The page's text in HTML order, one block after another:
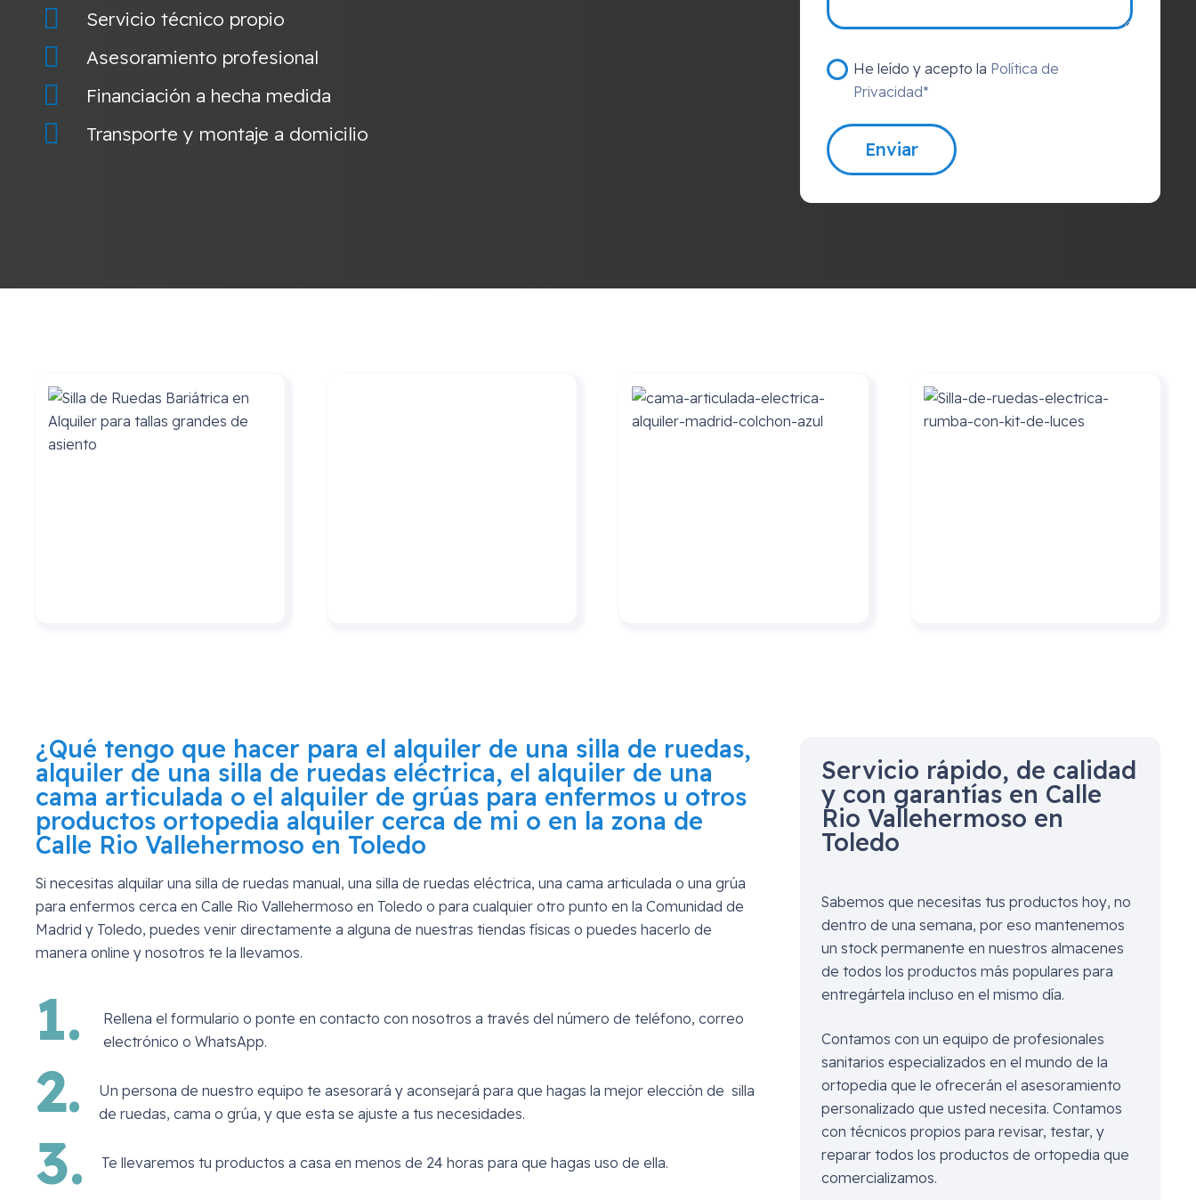
Servicio técnico propio
Asesoramiento profesional
Financiación a hecha medida
Transporte y montaje a domicilio
He leído y acepto la Política de
Privacidad*
¿Qué tengo que hacer para el alquiler de una silla de ruedas,
alquiler de una silla de ruedas eléctrica, el alquiler de una
cama articulada o el alquiler de grúas para enfermos u otros
productos ortopedia alquiler cerca de mi o en la zona de
Calle Rio Vallehermoso en Toledo
Si necesitas alquilar una silla de ruedas manual, una silla de ruedas eléctrica, una cama articulada o una grúa
para enfermos cerca en Calle Rio Vallehermoso en Toledo o para cualquier otro punto en la Comunidad de
Madrid y Toledo, puedes venir directamente a alguna de nuestras tiendas físicas o puedes hacerlo de
manera online y nosotros te la llevamos.
1.
Rellena el formulario o ponte en contacto con nosotros a través del número de teléfono, correo
electrónico o WhatsApp.
2.
Un persona de nuestro equipo te asesorará y aconsejará para que hagas la mejor elección de silla
de ruedas, cama o grúa, y que esta se ajuste a tus necesidades.
3. Te llevaremos tu productos a casa en menos de 24 horas para que hagas uso de ella.
Servicio rápido, de calidad
y con garantías en Calle
Rio Vallehermoso en
Toledo
Sabemos que necesitas tus productos hoy, no
dentro de una semana, por eso mantenemos
un stock permanente en nuestros almacenes
de todos los productos más populares para
entregártela incluso en el mismo día.
Contamos con un equipo de profesionales
sanitarios especializados en el mundo de la
ortopedia que le ofrecerán el asesoramiento
personalizado que usted necesita. Contamos
con técnicos propios para revisar, testar, y
reparar todos los productos de ortopedia que
comercializamos.